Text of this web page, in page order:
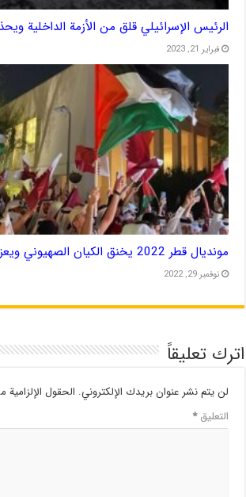
الرئيس الإسرائيلي قلق من الأزمة الداخلية
فبراير 21, 2023
مونديال قطر 2022 يخنق الكيان الصهيوني ويعزله
نوفمبر 29, 2022
اترك تعليقاً
لن يتم نشر عنوان بريدك الإلكتروني. الحقول الإلزامية
التعليق*